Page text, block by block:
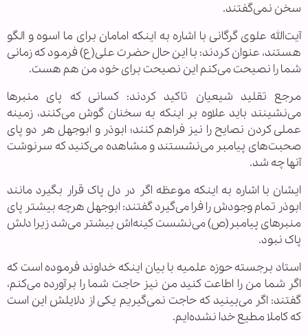
سخن نمی‌گفتند.
آیت‌الله علوی گرگانی با اشاره به اینکه امامان برای ما اسوه و الگو
هستند، عنوان کردند: با این حال حضرت علی(ع) فرمود که زمانی
شما را نصیحت می‌کنم این نصیحت برای خود من هم هست.
مرجع تقلید شیعیان تاکید کردند: کسانی که پای منبرها
می‌نشینند باید علاوه بر اینکه به سخنان گوش می‌کنند، زمینه
عملی کردن نصایح را نیز فراهم کنند؛ ابوذر و ابوجهل هر دو پای
صحبت‌های پیامبر می‌نشستند و مشاهده می‌کنید که سرنوشت
آنها چه شد.
ایشان با اشاره به اینکه موعظه اگر در دل پاک قرار بگیرد مانند
ابوذر تمام وجودش را فرا می‌گیرد گفتند: ابوجهل هرچه بیشتر پای
منبرهای پیامبر(ص) می‌نشست کینه‌اش بیشتر می‌شد زیرا دلش
پاک نبود.
استاد برجسته حوزه علمیه با بیان اینکه خداوند فرموده است که
اگر شما من را اطاعت کنید من نیز حاجت شما را برآورده می‌کنم،
گفتند: اگر می‌بینید که حاجت نمی‌گیریم یکی از دلایلش این است
که کاملا مطیع خدا نشده‌ایم.